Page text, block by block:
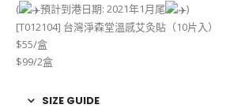
( 預計到港日期: 2021年1月尾
)
[T012104] 台灣淨森堂溫感艾灸貼（10片入）
$55/盒
$99/2盒
SIZE GUIDE